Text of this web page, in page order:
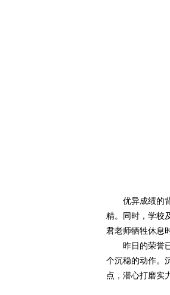
优异成绩的背
精。同时，学校
君老师牺牲休息
昨日的荣誉已
个沉稳的动作。
点，潜心打磨实